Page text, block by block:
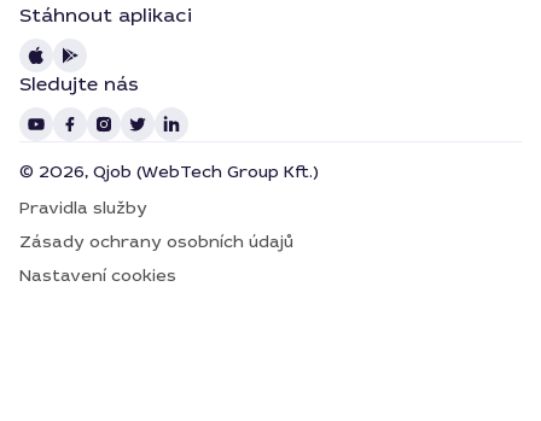
Stáhnout aplikaci
Sledujte nás
© 2026, Qjob (WebTech Group Kft.)
Pravidla služby
Zásady ochrany osobních údajů
Nastavení cookies